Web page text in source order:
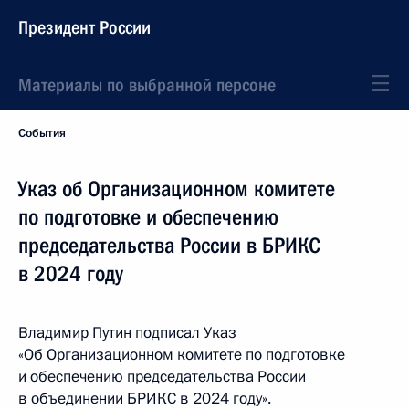
Президент России
Материалы по выбранной персоне
События
Указ об Организационном комитете
по подготовке и обеспечению
председательства России в БРИКС
в 2024 году
Владимир Путин подписал Указ
«Об Организационном комитете по подготовке
и обеспечению председательства России
в объединении БРИКС в 2024 году».